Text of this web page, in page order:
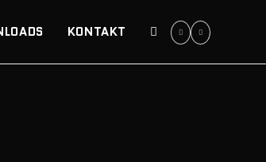
KONTAKT WEBSITE-